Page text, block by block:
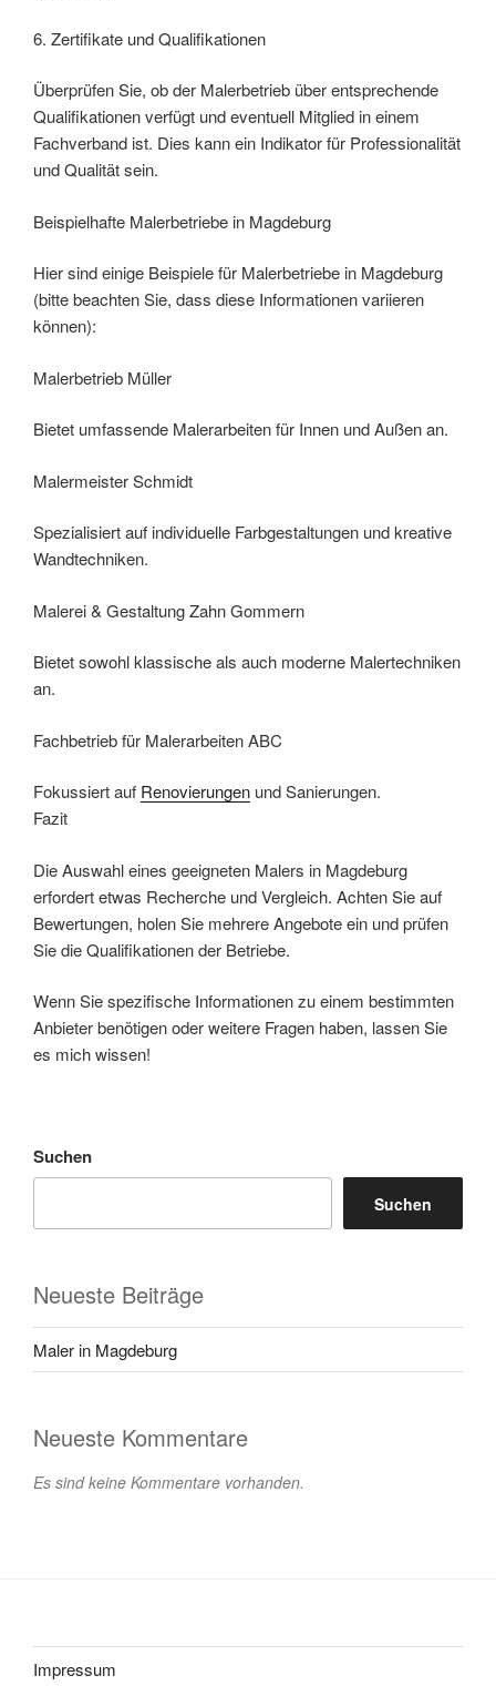
6. Zertifikate und Qualifikationen
Überprüfen Sie, ob der Malerbetrieb über entsprechende
Qualifikationen verfügt und eventuell Mitglied in einem
Fachverband ist. Dies kann ein Indikator für Professionalität
und Qualität sein.
Beispielhafte Malerbetriebe in Magdeburg
Hier sind einige Beispiele für Malerbetriebe in Magdeburg
(bitte beachten Sie, dass diese Informationen variieren
können):
Malerbetrieb Müller
Bietet umfassende Malerarbeiten für Innen und Außen an.
Malermeister Schmidt
Spezialisiert auf individuelle Farbgestaltungen und kreative
Wandtechniken.
Malerei & Gestaltung Zahn Gommern
Bietet sowohl klassische als auch moderne Malertechniken
an.
Fachbetrieb für Malerarbeiten ABC
Fokussiert auf Renovierungen und Sanierungen.
Fazit
Die Auswahl eines geeigneten Malers in Magdeburg
erfordert etwas Recherche und Vergleich. Achten Sie auf
Bewertungen, holen Sie mehrere Angebote ein und prüfen
Sie die Qualifikationen der Betriebe.
Wenn Sie spezifische Informationen zu einem bestimmten
Anbieter benötigen oder weitere Fragen haben, lassen Sie
es mich wissen!
Suchen
Suchen
Neueste Beiträge
Maler in Magdeburg
Neueste Kommentare
Es sind keine Kommentare vorhanden.
Impressum